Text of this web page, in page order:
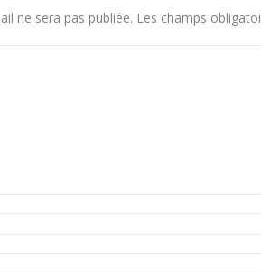
ne sera pas publiée. Les champs